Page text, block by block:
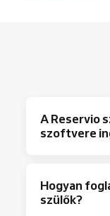
A Reservio
szoftvere
csomagja
lehetővé az
Hogyan
szülők?